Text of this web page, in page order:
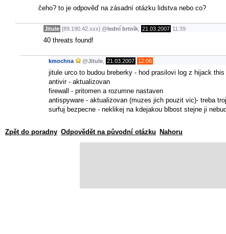
čeho? to je odpověď na zásadní otázku lidstva nebo co?
Jitule [89.190.42.xxx] @lední brtník 21.03.2007 11:39
40 threats found!
kmochna @Jitule 21.03.2007 12:06
jitule urco to budou breberky - hod prasilovi log z hijack
antivir - aktualizovan
firewall - pritomen a rozumne nastaven
antispyware - aktualizovan (muzes jich pouzit vic)- treba
surfuj bezpecne - neklikej na kdejakou blbost stejne ji
Zpět do poradny Odpovědět na původní otázku Nahoru